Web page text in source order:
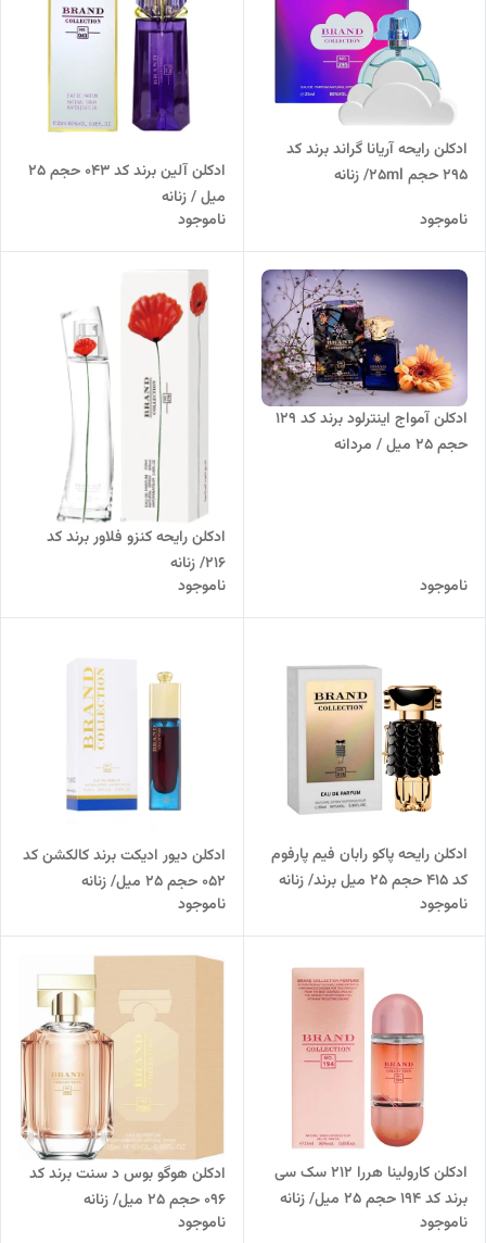
ادکلن رایحه آریانا گراند برند کد
295 حجم 25ml/ زنانه
ناموجود
ادکلن آلین برند کد 043 حجم 25
میل / زنانه
ناموجود
ادکلن آمواج اینترلود برند کد 129
حجم 25 میل / مردانه
ناموجود
ادکلن رایحه کنزو فلاور برند کد
216/ زنانه
ناموجود
ادکلن رایحه پاکو رابان فیم پارفوم
کد 415 حجم 25 میل برند/ زنانه
ناموجود
ادکلن دیور ادیکت برند کالکشن کد
052 حجم 25 میل/ زنانه
ناموجود
ادکلن کارولینا هررا 212 سک سی
برند کد 194 حجم 25 میل/ زنانه
ناموجود
ادکلن هوگو بوس د سنت برند کد
096 حجم 25 میل/ زنانه
ناموجود